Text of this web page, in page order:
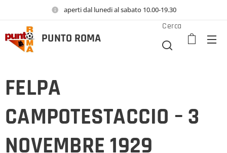
aperti dal lunedi al sabato 10.00-19.30
PUNTO ROMA
Cerca
FELPA
CAMPOTESTACCIO – 3
NOVEMBRE 1929